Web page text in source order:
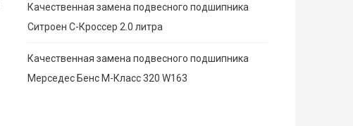
Качественная замена подвесного подшипника
Ситроен С-Кроссер 2.0 литра
Качественная замена подвесного подшипника
Мерседес Бенс М-Класс 320 W163